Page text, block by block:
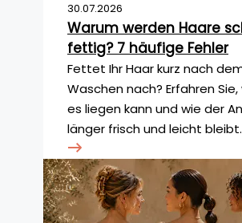
30.07.2026
Warum werden Haare
fettig? 7 häufige Fehler
Fettet Ihr Haar kurz nach
Waschen nach? Erfahren
es liegen kann und wie der
länger frisch und leicht bleibt.